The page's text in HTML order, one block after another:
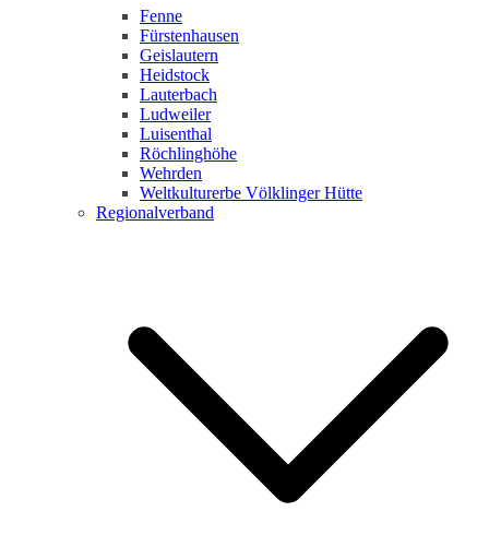
Fenne
Fürstenhausen
Geislautern
Heidstock
Lauterbach
Ludweiler
Luisenthal
Röchlinghöhe
Wehrden
Weltkulturerbe Völklinger Hütte
Regionalverband